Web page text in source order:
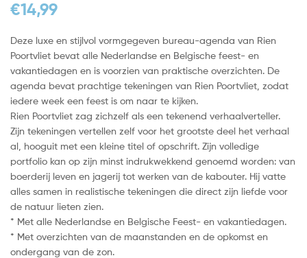
€14,99
Deze luxe en stijlvol vormgegeven bureau-agenda van Rien
Poortvliet bevat alle Nederlandse en Belgische feest- en
vakantiedagen en is voorzien van praktische overzichten. De
agenda bevat prachtige tekeningen van Rien Poortvliet, zodat
iedere week een feest is om naar te kijken.
Rien Poortvliet zag zichzelf als een tekenend verhaalverteller.
Zijn tekeningen vertellen zelf voor het grootste deel het verhaal
al, hooguit met een kleine titel of opschrift. Zijn volledige
portfolio kan op zijn minst indrukwekkend genoemd worden: van
boerderij leven en jagerij tot werken van de kabouter. Hij vatte
alles samen in realistische tekeningen die direct zijn liefde voor
de natuur lieten zien.
* Met alle Nederlandse en Belgische Feest- en vakantiedagen.
* Met overzichten van de maanstanden en de opkomst en
ondergang van de zon.